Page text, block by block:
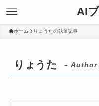
AI
ホーム りょうたの執筆記事
りょうた – Author